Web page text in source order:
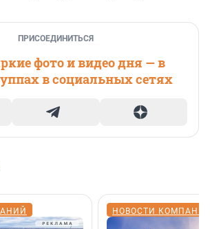
ПРИСОЕДИНИТЬСЯ
фото и видео дня — в
в социальных сетях
НОВОСТИ